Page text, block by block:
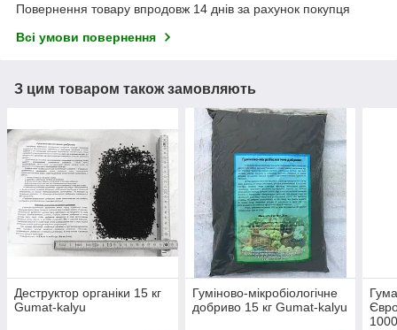
Повернення товару впродовж 14 днів за рахунок покупця
Всі умови повернення
З цим товаром також замовляють
Деструктор органіки 15 кг
Gumat-kalyu
Гуміново-мікробіологічне
добриво 15 кг Gumat-kalyu